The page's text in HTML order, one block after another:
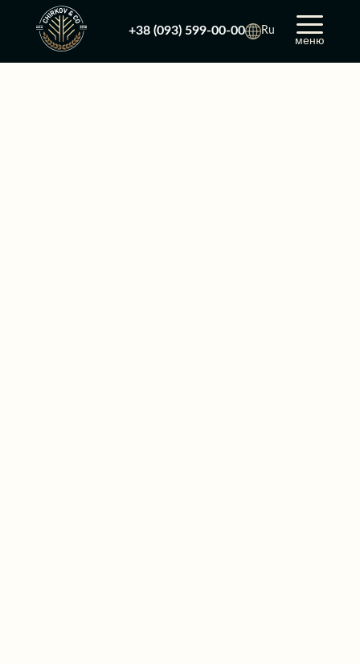
+38 (093) 599-00-00 Ru
меню